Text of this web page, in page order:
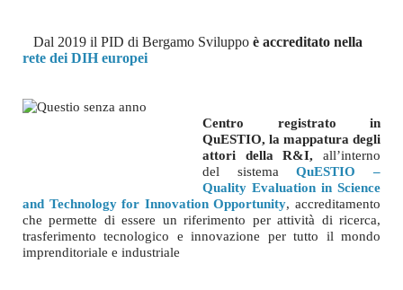
Dal 2019 il PID di Bergamo Sviluppo è accreditato nella
rete dei DIH europei
Centro registrato in
QuESTIO, la mappatura degli
attori della R&I, all’interno
del sistemaQuESTIO –
Quality Evaluation in Science
and Technology for Innovation Opportunity, accreditamento
che permette di essere un riferimento per attività di ricerca,
trasferimento tecnologico e innovazione per tutto il mondo
imprenditoriale e industriale